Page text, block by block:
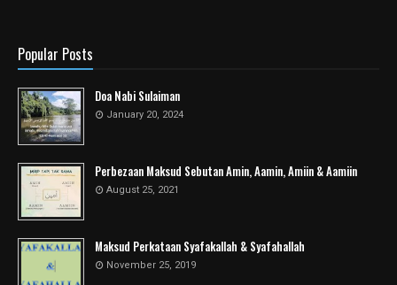
Popular Posts
Doa Nabi Sulaiman
January 20, 2024
Perbezaan Maksud Sebutan Amin, Aamin, Amiin & Aamiin
August 25, 2021
Maksud Perkataan Syafakallah & Syafahallah
November 25, 2019